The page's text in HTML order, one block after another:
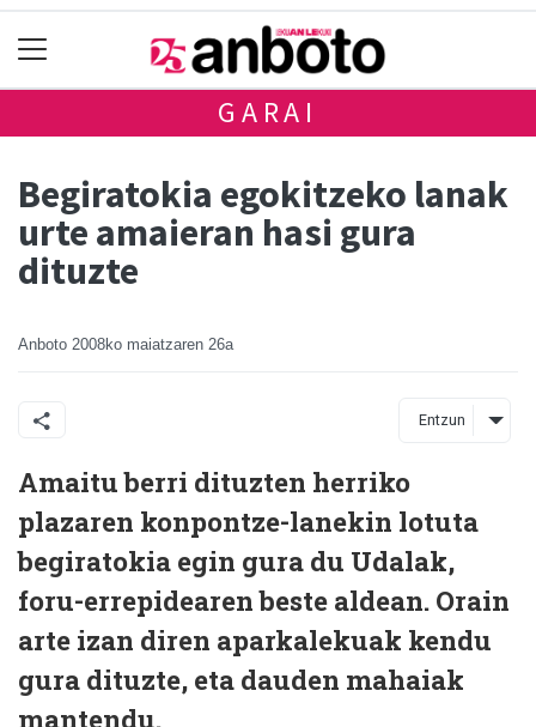
GARAI
Begiratokia egokitzeko lanak
urte amaieran hasi gura
dituzte
Anboto 2008ko maiatzaren 26a
Entzun
Amaitu berri dituzten herriko
plazaren konpontze-lanekin lotuta
begiratokia egin gura du Udalak,
foru-errepidearen beste aldean. Orain
arte izan diren aparkalekuak kendu
gura dituzte, eta dauden mahaiak
mantendu.